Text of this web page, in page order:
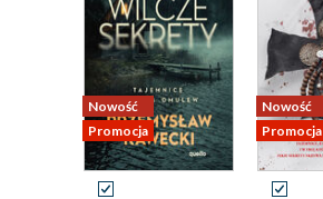
Nowość
Promocja
Nowość
Promocja